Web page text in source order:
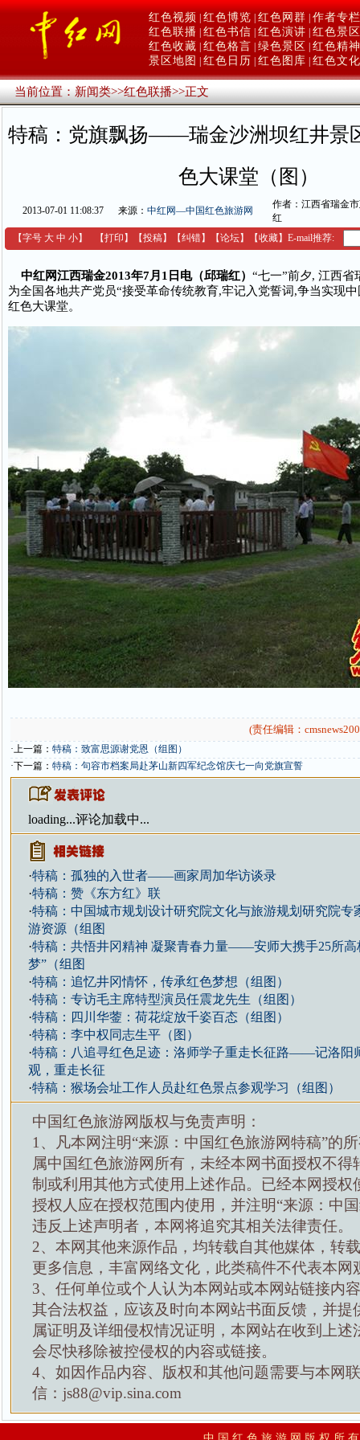
红色视频 红色博览 红色网群 作者专栏
红色联播 红色书信 红色演讲 红色景区
红色收藏 红色格言 绿色景区
红色精神
景区地图
红色日历 红色图库 红色文化
当前位置：新闻类>>红色联播>>正文
特稿：党旗飘扬——瑞金沙洲坝红井景
色大课堂（图）
2013-07-01 11:08:37 来源： 中红网—中国红色旅游网
作者：江西省瑞金
红
【字号 大 中 小】 【打印 】 【投稿】 【纠错】 【论坛】 【收藏】 E-mail推荐:
中红网江西瑞金2013年7月1日电（邱瑞红） “七一”前夕, 江西省
为全国各地共产党员“接受革命传统教育,牢记入党誓词,争当实现
红色大课堂。
(责任编辑：
·上一篇： 特稿：致富思源谢党恩（组图）
·下一篇： 特稿：句容市档案局赴茅山新四军纪念馆庆七一向党旗宣誓
loading...评论加载中...
·特稿：孤独的入世者——画家周加华访谈录
·特稿：赞《东方红》联
·特稿：中国城市规划设计研究院文化与旅游规划研究院专
游资源（组图
·特稿：共悟井冈精神 凝聚青春力量——安师大携手25所高
梦”（组图
·特稿：追忆井冈情怀，传承红色梦想（组图）
·特稿：专访毛主席特型演员任震龙先生（组图）
·特稿：四川华蓥：荷花绽放千姿百态（组图）
·特稿：李中权同志生平（图）
·特稿：八追寻红色足迹：洛师学子重走长征路——记洛阳
观，重走长征
·特稿：猴场会址工作人员赴红色景点参观学习（组图）
中国红色旅游网版权与免责声明：
1、凡本网注明“来源：中国红色旅游网特稿”的
属中国红色旅游网所有，未经本网书面授权不得
制或利用其他方式使用上述作品。已经本网授权
授权人应在授权范围内使用，并注明“来源：中
违反上述声明者，本网将追究其相关法律责任。
2、本网其他来源作品，均转载自其他媒体，转
更多信息，丰富网络文化，此类稿件不代表本网
3、任何单位或个人认为本网站或本网站链接内
其合法权益，应该及时向本网站书面反馈，并提
属证明及详细侵权情况证明，本网站在收到上述
会尽快移除被控侵权的内容或链接。
4、如因作品内容、版权和其他问题需要与本网
信：js88@vip.sina.com